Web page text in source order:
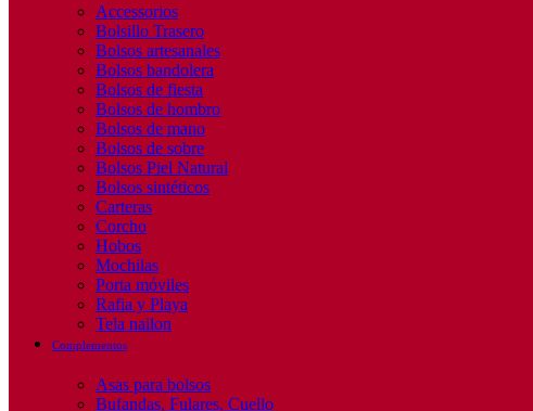
Accessorios
Bolsillo Trasero
Bolsos artesanales
Bolsos bandolera
Bolsos de fiesta
Bolsos de hombro
Bolsos de mano
Bolsos de sobre
Bolsos Piel Natural
Bolsos sintéticos
Carteras
Corcho
Hobos
Mochilas
Porta móviles
Rafia y Playa
Tela nailon
Complementos
Asas para bolsos
Bufandas, Fulares, Cuello